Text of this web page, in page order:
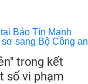
trong kết
số vi phạm